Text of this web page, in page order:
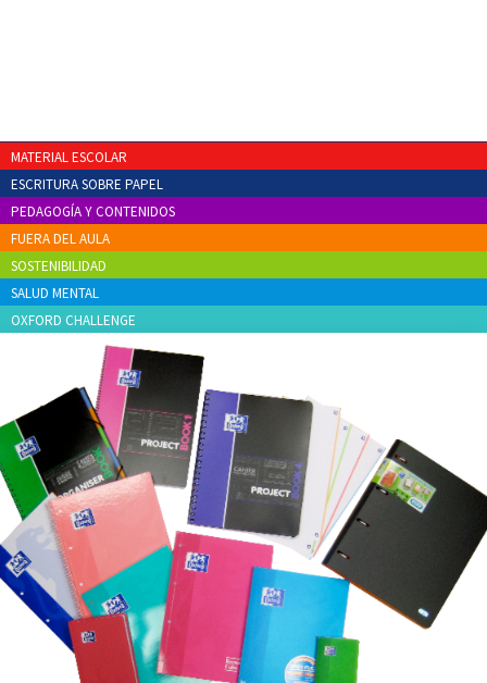
MATERIAL ESCOLAR
ESCRITURA SOBRE PAPEL
PEDAGOGÍA Y CONTENIDOS
FUERA DEL AULA
SOSTENIBILIDAD
SALUD MENTAL
OXFORD CHALLENGE